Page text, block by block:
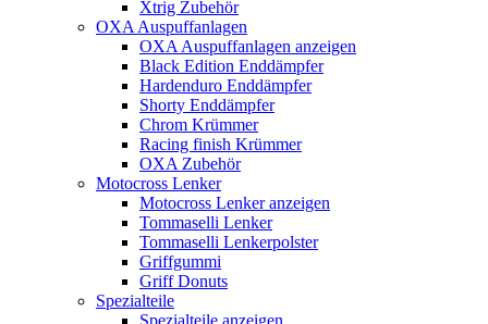
Xtrig Zubehör
OXA Auspuffanlagen
OXA Auspuffanlagen anzeigen
Black Edition Enddämpfer
Hardenduro Enddämpfer
Shorty Enddämpfer
Chrom Krümmer
Racing finish Krümmer
OXA Zubehör
Motocross Lenker
Motocross Lenker anzeigen
Tommaselli Lenker
Tommaselli Lenkerpolster
Griffgummi
Griff Donuts
Spezialteile
Spezialteile anzeigen